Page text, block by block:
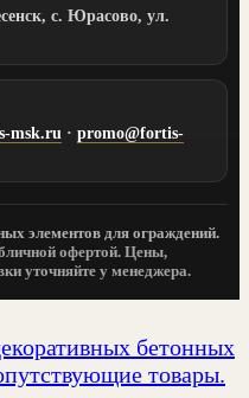
с. Юрасово, ул.
msk.ru · promo@fortis-
элементов для ограждений.
офертой. Цены,
уточняйте у менеджера.